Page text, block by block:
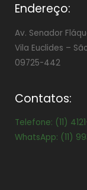
Endereço:
Av. Senador
Vila Euclides –
09725-442
Contatos:
Telefone: (11)
WhatsApp: (11)